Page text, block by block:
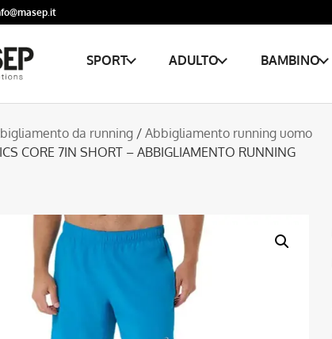
SPORT ADULTO BAMBINO
da running / Abbigliamento running uomo
CORE 7IN SHORT – ABBIGLIAMENTO RUNNING